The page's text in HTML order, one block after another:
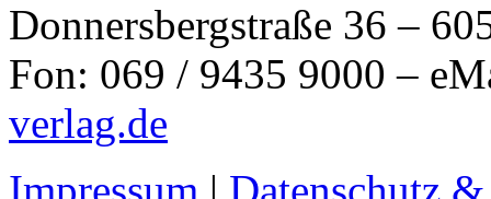
Donnersbergstraße 36 –
Fon: 069 / 9435 9000 –
verlag.de